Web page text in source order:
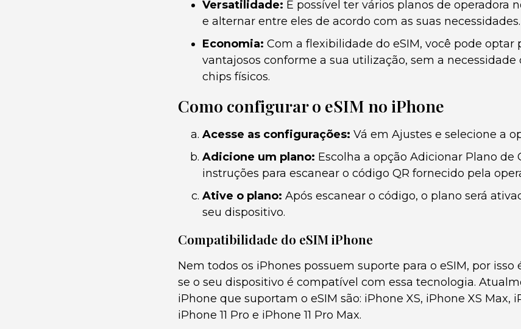
Versatilidade: É possível ter vários planos de operadora
e alternar entre eles de acordo com as suas necessidades.
Economia: Com a flexibilidade do eSIM, você pode optar
vantajosos conforme a sua utilização, sem a
chips físicos.
Como configurar o eSIM no iPhone
Acesse as configurações: Vá em Ajustes e selecione a
Adicione um plano: Escolha a opção Adicionar Plano de
instruções para escanear o código QR fornecido pela
Ative o plano: Após escanear o código, o plano será
seu dispositivo.
Compatibilidade do eSIM iPhone
Nem todos os iPhones possuem suporte para o eSIM, por
se o seu dispositivo é compatível com essa tecnologia.
iPhone que suportam o eSIM são: iPhone XS, iPhone XS Max,
iPhone 11 Pro e iPhone 11 Pro Max.